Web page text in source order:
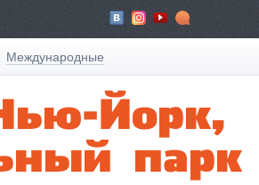
Вконтакте
ЖЖYoutube
Форум
Международные
Йорк,
парк